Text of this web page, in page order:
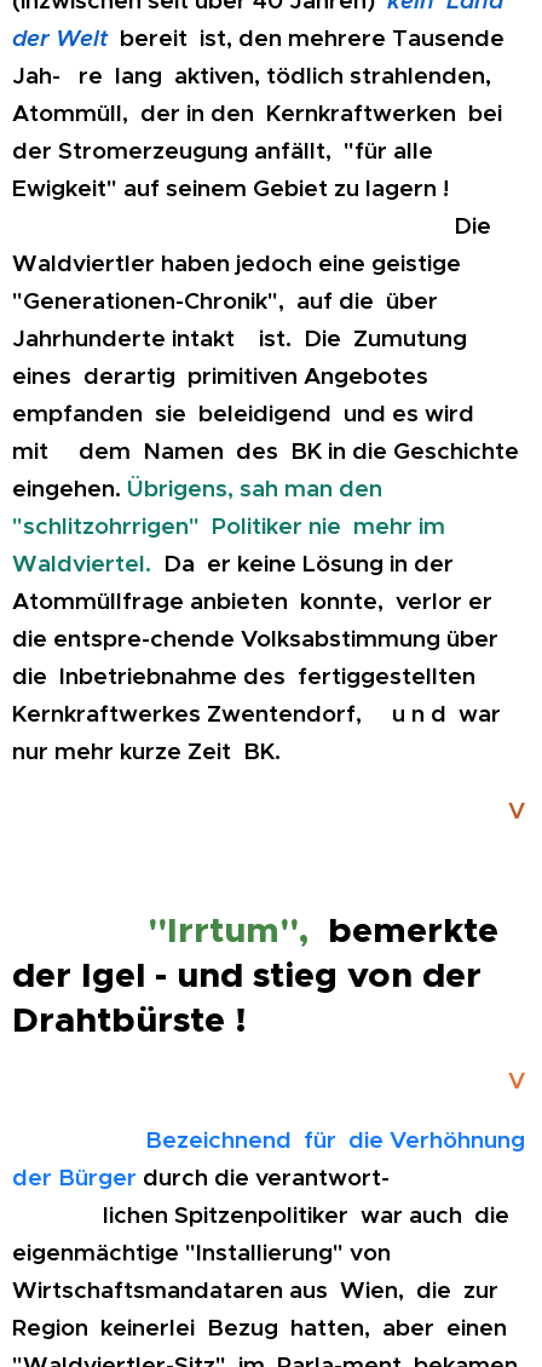
der Welt bereit ist, den mehrere Tausende
Jah- re lang aktiven, tödlich strahlenden,
Atommüll, der in den Kernkraftwerken bei
der Stromerzeugung anfällt, "für alle
Ewigkeit" auf seinem Gebiet zu lagern !
Die
Waldviertler haben jedoch eine geistige
"Generationen-Chronik", auf die über
Jahrhunderte intakt ist. Die Zumutung
eines derartig primitiven Angebotes
empfanden sie beleidigend und es wird
mit dem Namen des BK in die Geschichte
eingehen. Übrigens, sah man den
"schlitzohrrigen" Politiker nie mehr im
Waldviertel. Da er keine Lösung in der
Atommüllfrage anbieten konnte, verlor er
die entspre-chende Volksabstimmung über
die Inbetriebnahme des fertiggestellten
Kernkraftwerkes Zwentendorf, u n d war
nur mehr kurze Zeit BK.
V
"Irrtum", bemerkte
der Igel - und stieg von der
Drahtbürste !
V
Bezeichnend für die Verhöhnung
der Bürger durch die verantwort-
lichen Spitzenpolitiker war auch die
eigenmächtige "Installierung" von
Wirtschaftsmandataren aus Wien, die zur
Region keinerlei Bezug hatten, aber einen